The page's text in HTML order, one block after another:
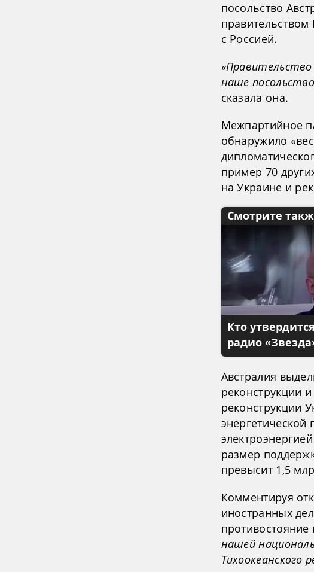
посольство
с Россией.
наше
сказала она.
Межпартийное
обнаружило
пример 70
на Украине и
Смотрите
Кто
радио
Австралия
реконструкции
реконструкции
размер
превысит 1,5
Комментируя
иностранных
нашей
Тихоокеанского